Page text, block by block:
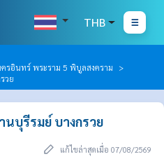
THB
อินทร์ พระราม 5 พิบูลสงคราม
วย
นบุรีรมย์ บางกรวย
แก้ไขล่าสุดเมื่อ 07/08/2569